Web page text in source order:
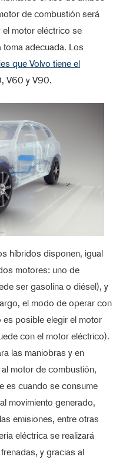
de combustión será
el motor eléctrico se
toma adecuada. Los
que Volvo tiene el
V60 y V90.
híbridos disponen, igual
motores: uno de
ser gasolina o diésel), y
el modo de operar con
es posible elegir el motor
con el motor eléctrico).
las maniobras y en
motor de combustión,
es cuando se consume
movimiento generado,
emisiones, entre otras
eléctrica se realizará
y gracias al